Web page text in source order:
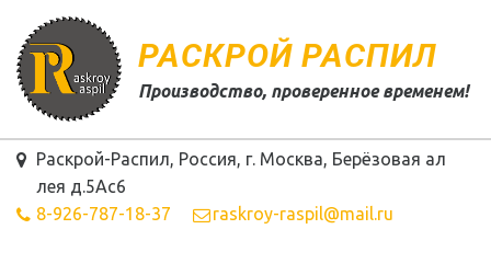
РАСКРОЙ РАСПИЛ
Производство, проверенное временем!
Раскрой-Распил, Россия, г. Москва, Берёзовая ал
лея д.5Ас6
8-926-787-18-37
raskroy-raspil@mail.ru